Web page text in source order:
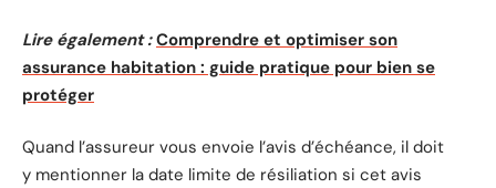
Lire également : Comprendre et optimiser son
assurance habitation : guide pratique pour bien se
protéger
Quand l’assureur vous envoie l’avis d’échéance, il doit
y mentionner la date limite de résiliation si cet avis